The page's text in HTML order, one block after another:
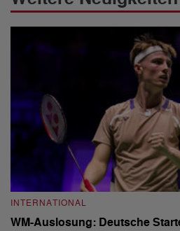
INTERNATIONAL
WM-Auslosung: Deutsche